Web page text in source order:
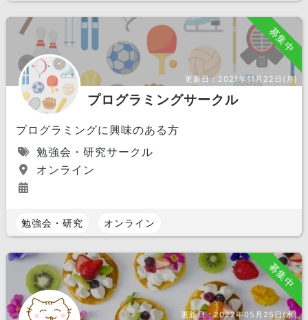
募集中
更新日： 2021年11月22日(月)
プログラミングサークル
プログラミングに興味のある方
勉強会・研究サークル
オンライン
勉強会・研究 オンライン
募集中
更新日：2022年05月25日(水)